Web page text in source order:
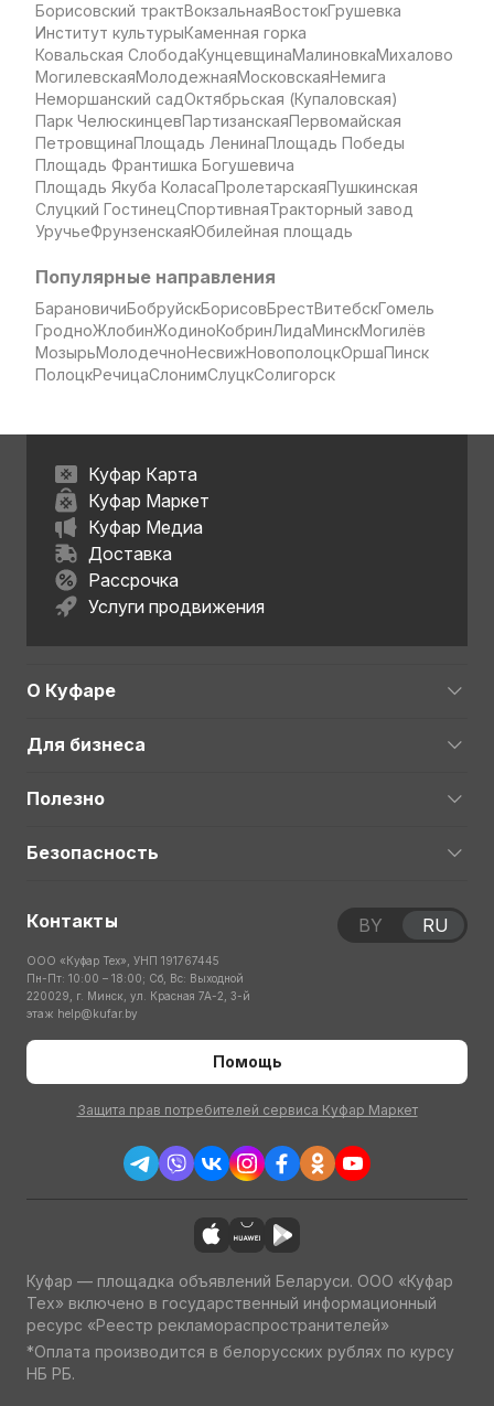
Борисовский трактВокзальнаяВостокГрушевка
Институт культурыКаменная горка
Ковальская СлободаКунцевщинаМалиновкаМихалово
МогилевскаяМолодежнаяМосковскаяНемига
Неморшанский садОктябрьская (Купаловская)
Парк ЧелюскинцевПартизанскаяПервомайская
ПетровщинаПлощадь ЛенинаПлощадь Победы
Площадь Франтишка Богушевича
Площадь Якуба КоласаПролетарскаяПушкинская
Слуцкий ГостинецСпортивнаяТракторный завод
УручьеФрунзенскаяЮбилейная площадь
Популярные направления
БарановичиБобруйскБорисовБрестВитебскГомель
ГродноЖлобинЖодиноКобринЛидаМинскМогилёв
МозырьМолодечноНесвижНовополоцкОршаПинск
ПолоцкРечицаСлонимСлуцкСолигорск
Куфар Карта
Куфар Маркет
Куфар Медиа
Доставка
Рассрочка
Услуги продвижения
О Куфаре
Для бизнеса
Полезно
Безопасность
Контакты
ООО «Куфар Тех», УНП 191767445
Пн-Пт: 10:00 – 18:00; Сб, Вс: Выходной
220029, г. Минск, ул. Красная 7А-2, 3-й
этаж help@kufar.by
Помощь
Защита прав потребителей сервиса Куфар Маркет
BY RU
Куфар — площадка объявлений Беларуси. ООО «Куфар
Тех» включено в государственный информационный
ресурс «Реестр рекламораспространителей»
*Оплата производится в белорусских рублях по курсу
НБ РБ.